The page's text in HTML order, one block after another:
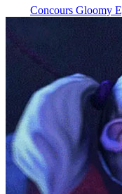
Concours Gloomy